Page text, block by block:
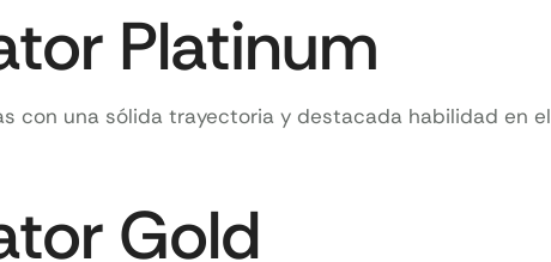
Platinum
con una sólida trayectoria y destacada habilidad en
Gold